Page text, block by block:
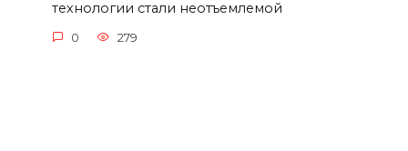
технологии стали неотъемлемой
0 279